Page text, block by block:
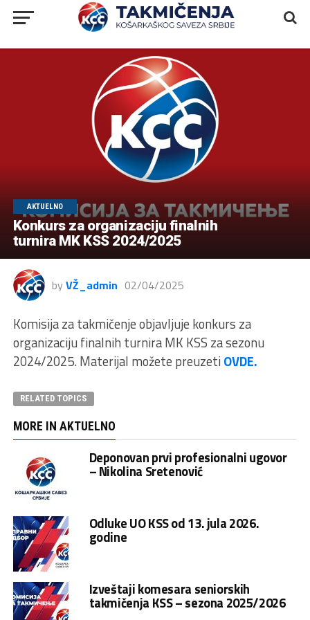
AKTUELNO
Konkurs za organizaciju finalnih
turnira MK KSS 2024/2025
by VŽ_admin 02/04/2025
Komisija za takmičenje objavljuje konkurs za
organizaciju finalnih turnira MK KSS za sezonu
2024/2025. Materijal možete preuzetiOVDE.
RELATED TOPICS
MORE IN AKTUELNO
Deponovan prvi profesionalni ugovor
– Nikolina Sretenović
Odluke UO KSS od 13. jula 2026.
godine
Izveštaji komesara seniorskih
takmičenja KSS – sezona 2025/2026